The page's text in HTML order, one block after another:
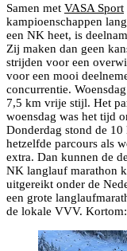
Samen met VASA Sport
kampioenschappen
een NK heet, is
Zij maken dan geen
strijden voor een
voor een mooi
concurrentie.
7,5 km vrije stijl. Het
woensdag was het tijd
Donderdag stond de
hetzelfde parcours als
extra. Dan kunnen de
NK langlauf marathon
uitgereikt onder de
een grote
de lokale VVV.